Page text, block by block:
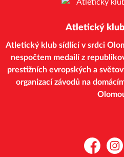
Atletický
Atletický klub sídlící v srdci
nespočtem medailí z
prestižních evropských a
organizací závodů na
Facebook